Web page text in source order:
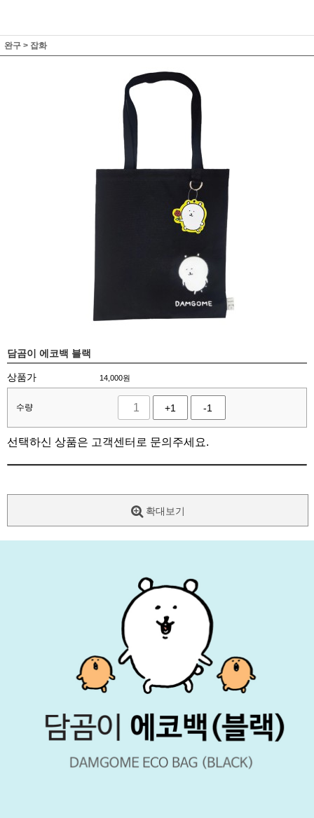
완구 > 잡화
담곰이 에코백 블랙
상품가 14,000원
수량 +1 -1
선택하신 상품은 고객센터로 문의주세요.
확대보기